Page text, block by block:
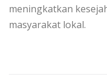
meningkatkan
masyarakat lokal.